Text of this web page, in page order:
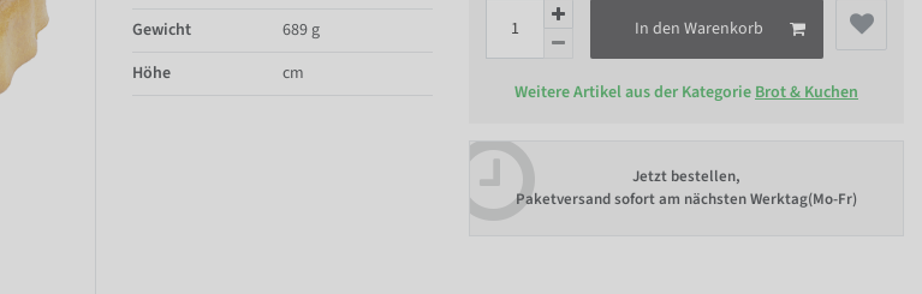
In den Warenkorb
Weitere Artikel aus der KategorieBrot & Kuchen
Jetzt bestellen,
Paketversand sofort am nächsten Werktag(Mo-Fr)
Gewicht
689 g
Höhe
cm